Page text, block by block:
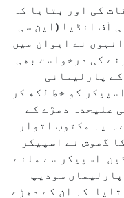
کی اور بتایا کہ
آف انڈیا (این سی
نے ایوان میں
کی درخواست بھی
پارلیمانی
کو خط لکھ کر
علیحدہ دھڑے کے
یہ مکتوب اتوار
گھوش نے اسپیکر
اسپیکر سے ملنے
پارلیمان سودیپ
کہ ان کے دھڑے